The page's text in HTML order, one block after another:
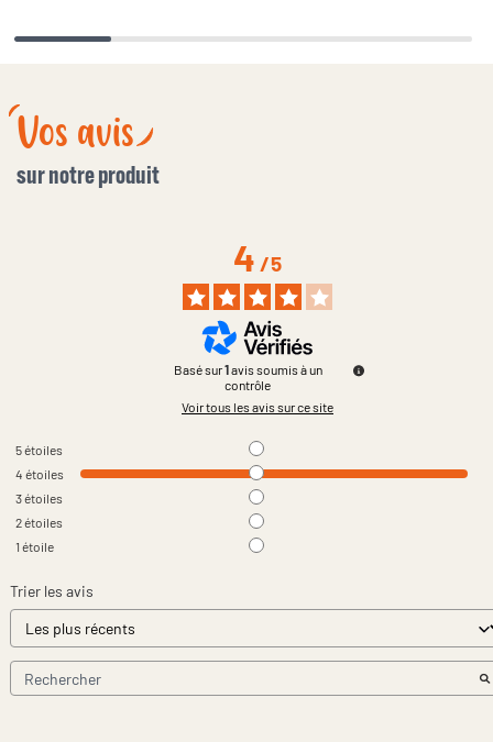
Vos avis
sur notre produit
4/5
Basé sur1avis soumis à un
contrôle
Voir tous les avis sur ce site
5étoiles
4 étoiles
3étoiles
2étoiles
1 étoile
Trier les avis